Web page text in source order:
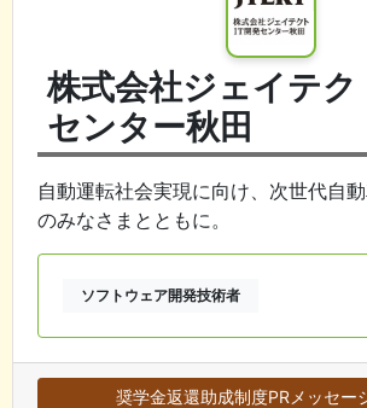
株式会社ジェイテ
センター秋田
自動運転社会実現に向け、次世代自
のみなさまとともに。
ソフトウェア開発技術者
奨学金返還助成制度PRメッセー